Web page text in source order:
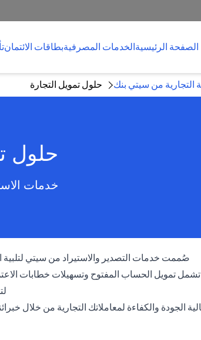
الصفحة الرئيسيةالخدمات المصرفيةبطاقات الائتمان
التجارية من سيتي بنك حلول تمويل التجارة
حلول
خدمات
صُممت خدمات التصدير والاستيراد من سيتي لتلبية
تمويل الحساب المفتوح وتسهيلات خطابات
لمعاملاتك التجارية من خلال خبرائنا الماليين المنتشرين في أكثر